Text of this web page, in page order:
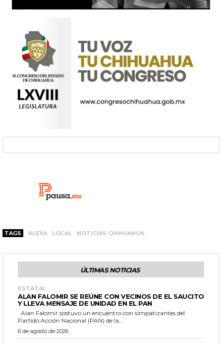
TAGS ALEXA LOCAL NOTICIAS CHIHUAHUA
ÚLTIMAS NOTICIAS
ESTATAL
ALAN FALOMIR SE REÚNE CON VECINOS DE EL SAUCITO
Y LLEVA MENSAJE DE UNIDAD EN EL PAN
Partido Acción Nacional (PAN) de la...
6 de agosto de 2026